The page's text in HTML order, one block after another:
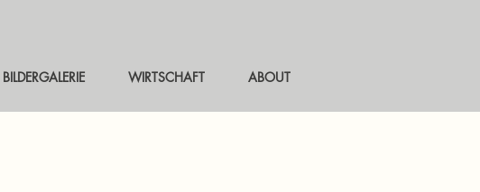
BILDERGALERIE WIRTSCHAFT ABOUT